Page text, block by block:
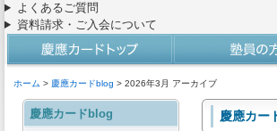
よくあるご質問
資料請求・ご入会について
ホーム > 慶應カードblog > 2026年3月 アーカイブ
慶應カードblog
慶應カー